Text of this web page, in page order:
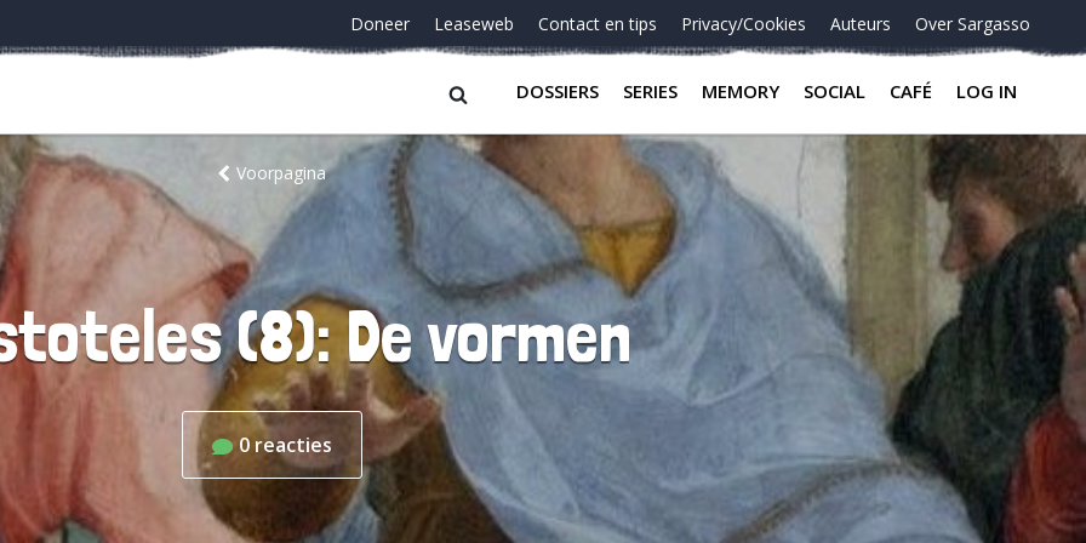
Doneer Leaseweb Contact en tips Privacy/Cookies Auteurs Over Sargasso
DOSSIERS SERIES MEMORY SOCIAL CAFÉ LOG IN
Voorpagina
(8): De vormen
0 reacties